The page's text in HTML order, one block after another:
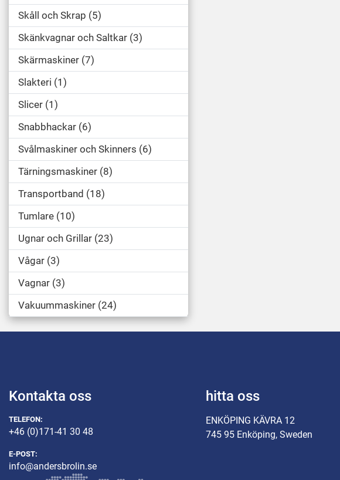
Skåll och Skrap 5
Skänkvagnar och Saltkar 3
Skärmaskiner 7
Slakteri 1
Slicer 1
Snabbhackar 6
Svålmaskiner och Skinners 6
Tärningsmaskiner 8
Transportband
18
Tumlare 10
Ugnar och Grillar 23
Vågar 3
Vagnar 3
Vakuummaskiner 24
Kontakta oss
TELEFON:
+46 (0)171-41 30 48
E-POST:
info@andersbrolin.se
hitta oss
ENKÖPING KÄVRA 12
745 95 Enköping, Sweden